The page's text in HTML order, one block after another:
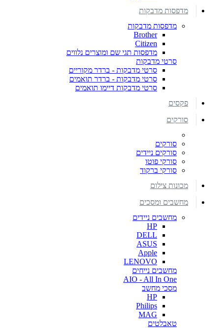
מדפסות מדבקות
מדפסות מדבקות
Brother
Citizen
מדפסות תגי שם ומוצרים נלווים
סרטי מדבקות
סרטי מדבקות - ברדר מקוריים
סרטי מדבקות - ברדר תואמים
סרטי מדבקות דיימו תואמים
פקסים
סורקים
סורקים
סורקים ניידים
סורקי פוטו
סורקי ברקוד
מכונות צילום
מחשבים ומסכים
מחשבים ניידים
HP
DELL
ASUS
Apple
LENOVO
מחשבים נייחים
AIO - All In One
מסכי מחשב
HP
Philips
MAG
טאבלטים